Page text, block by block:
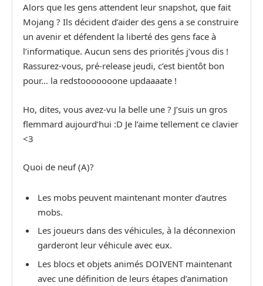
Alors que les gens attendent leur snapshot, que fait
Mojang ? Ils décident d’aider des gens a se construire
un avenir et défendent la liberté des gens face à
l’informatique. Aucun sens des priorités j’vous dis !
Rassurez-vous, pré-release jeudi, c’est bientôt bon
pour… la redstooooooone updaaaate !
Ho, dites, vous avez-vu la belle une ? J’suis un gros
flemmard aujourd’hui :D Je l’aime tellement ce clavier
<3
Quoi de neuf (A)?
Les mobs peuvent maintenant monter d’autres
mobs.
Les joueurs dans des véhicules, à la déconnexion
garderont leur véhicule avec eux.
Les blocs et objets animés DOIVENT maintenant
avec une définition de leurs étapes d’animation